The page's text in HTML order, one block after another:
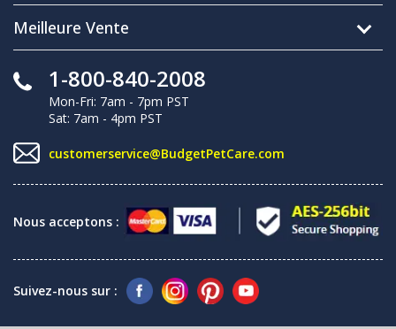
Meilleure Vente
1-800-840-2008
Mon-Fri: 7am - 7pm PST
Sat: 7am - 4pm PST
customerservice@BudgetPetCare.com
Nous acceptons :
Suivez-nous sur :